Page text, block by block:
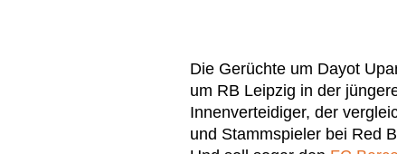
Die Gerüchte um Dayot
um RB Leipzig in der
Innenverteidiger, der
und Stammspieler bei Red